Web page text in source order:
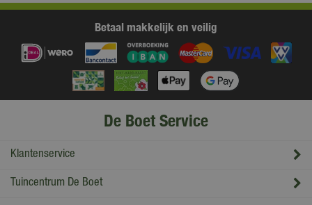
Betaal makkelijk en veilig
De Boet Service
Klantenservice
Tuincentrum De Boet